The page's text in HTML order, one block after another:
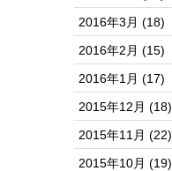
2016年3月 (18)
2016年2月 (15)
2016年1月 (17)
2015年12月 (18)
2015年11月 (22)
2015年10月 (19)